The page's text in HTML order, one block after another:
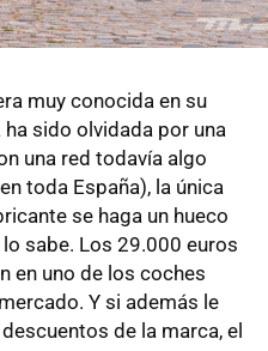
muy conocida en su
sido olvidada por una
una red todavía algo
toda España), la única
se haga un hueco
sabe. Los 29.000 euros
en uno de los coches
Y si además le
de la marca, el